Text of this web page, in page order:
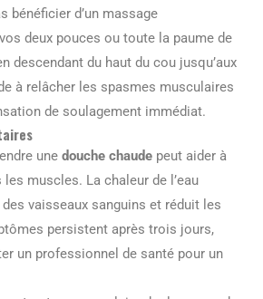
bénéficier d’un massage
deux pouces ou toute la paume de
descendant du haut du cou jusqu’aux
à relâcher les spasmes musculaires
de soulagement immédiat.
une douche chaude peut aider à
muscles. La chaleur de l’eau
vaisseaux sanguins et réduit les
persistent après trois jours,
un professionnel de santé pour un